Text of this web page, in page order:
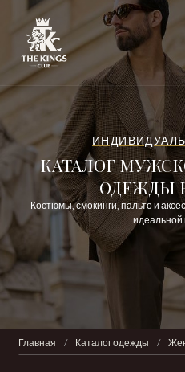
КАТАЛОГ
ОДЕЖДЫ
Костюмы, смокинги, пальто и
идеальной
Главная / Каталог одежды /